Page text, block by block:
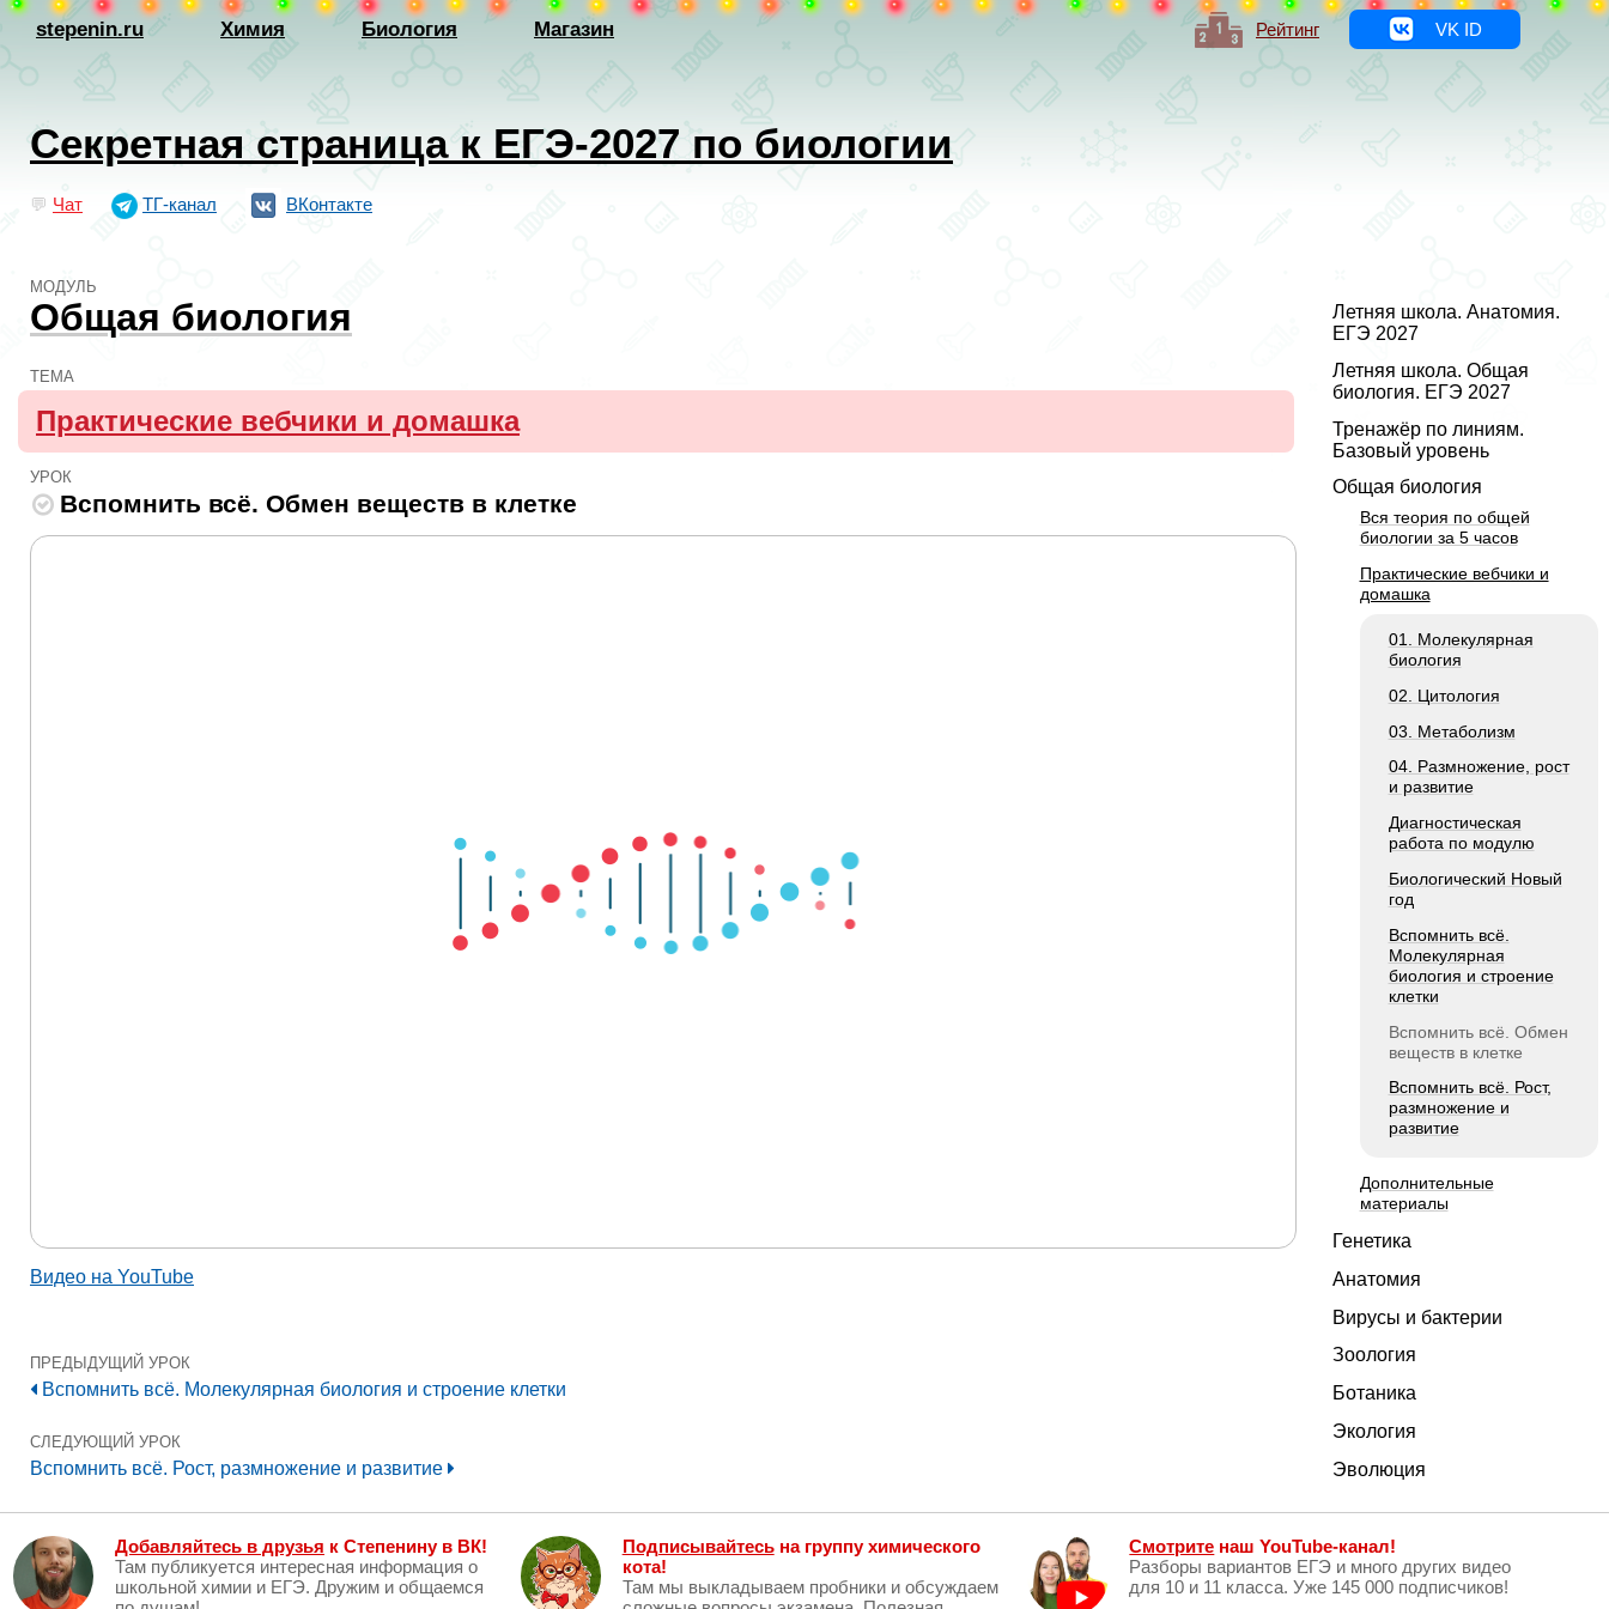
stepenin.ru Химия Биология Магазин VK ID
Рейтинг
Секретная страница к ЕГЭ-2027 по биологии
💬 Чат ТГ-канал ВКонтакте
МОДУЛЬ
Общая биология
ТЕМА
Практические вебчики и домашка
УРОК
Вспомнить всё. Обмен веществ в клетке
Видео на YouTube
ПРЕДЫДУЩИЙ УРОК
Вспомнить всё. Молекулярная биология и строение клетки
СЛЕДУЮЩИЙ УРОК
Вспомнить всё. Рост, размножение и развитие
Летняя школа. Анатомия.
ЕГЭ 2027
Летняя школа. Общая
биология. ЕГЭ 2027
Тренажёр по линиям.
Базовый уровень
Общая биология
Вся теория по общей
биологии за 5 часов
Практические вебчики и
домашка
01. Молекулярная
биология
02. Цитология
03. Метаболизм
04. Размножение, рост
и развитие
Диагностическая
работа по модулю
Биологический Новый
год
Вспомнить всё.
Молекулярная
биология и строение
клетки
Вспомнить всё. Обмен
веществ в клетке
Вспомнить всё. Рост,
размножение и
развитие
Дополнительные
материалы
Генетика
Анатомия
Вирусы и бактерии
Зоология
Ботаника
Экология
Эволюция
Добавляйтесь в друзья к Степенину в ВК!
Там публикуется интересная информация о
школьной химии и ЕГЭ. Дружим и общаемся
Подписывайтесьна группу химического
кота!
Там мы выкладываем пробники и обсуждаем
Смотрите наш YouTube-канал!
Разборы вариантов ЕГЭ и много других видео
для 10 и 11 класса. Уже 145 000 подписчиков!